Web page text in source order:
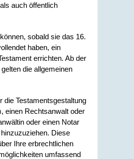
auch öffentlich
sobald sie das 16.
haben, ein
errichten. Ab der
die allgemeinen
die Testamentsgestaltung
einen Rechtsanwalt oder
oder einen Notar
Diese
Ihre erbrechtlichen
umfassend